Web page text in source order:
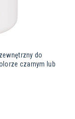
do
czarnym lub